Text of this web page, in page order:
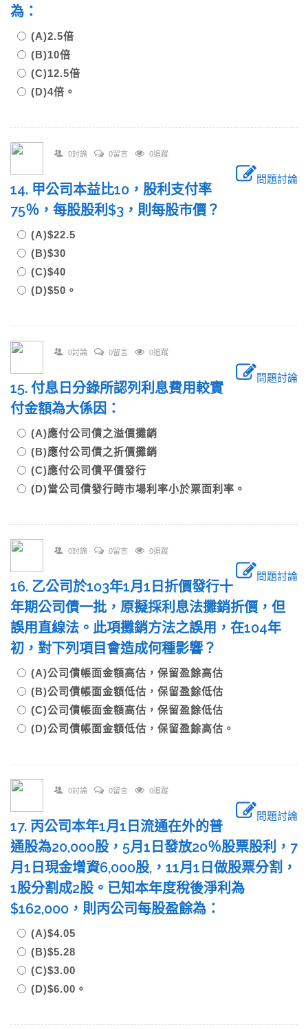
為：
(A)2.5倍
(B)10倍
(C)12.5倍
(D)4倍。
0討論 0留言 0追蹤
問題討論
14. 甲公司本益比10，股利支付率
75％，每股股利$3，則每股市價？
(A)$22.5
(B)$30
(C)$40
(D)$50。
0討論 0留言 0追蹤
問題討論
15. 付息日分錄所認列利息費用較實
付金額為大係因：
(A)應付公司債之溢價攤銷
(B)應付公司債之折價攤銷
(C)應付公司債平價發行
(D)當公司債發行時市場利率小於票面利率。
0討論 0留言 0追蹤
問題討論
16. 乙公司於103年1月1日折價發行十
年期公司債一批，原擬採利息法攤銷折價，但
誤用直線法。此項攤銷方法之誤用，在104年
初，對下列項目會造成何種影響？
(A)公司債帳面金額高估，保留盈餘高估
(B)公司債帳面金額低估，保留盈餘低估
(C)公司債帳面金額高估，保留盈餘低估
(D)公司債帳面金額低估，保留盈餘高估。
0討論 0留言 0追蹤
問題討論
17. 丙公司本年1月1日流通在外的普
通股為20,000股，5月1日發放20％股票股利，7
月1日現金增資6,000股,，11月1日做股票分割，
1股分割成2股。已知本年度稅後淨利為
$162,000，則丙公司每股盈餘為：
(A)$4.05
(B)$5.28
(C)$3.00
(D)$6.00。